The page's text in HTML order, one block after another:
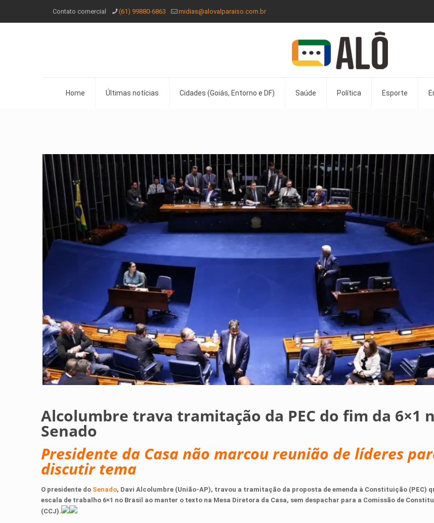
Contato comercial (61) 99880-6863 midias@alovalparaiso.com.br
Home Últimas notícias Cidades (Goiás, Entorno e DF) Saúde Política Esporte
Alcolumbre trava tramitação da PEC do fim da 6×1
Senado
Presidente da Casa não marcou reunião de líderes
discutir tema
O presidente do Senado, Davi Alcolumbre (União-AP), travou a tramitação da proposta de emenda à Constituição (PEC)
escala de trabalho 6×1 no Brasil ao manter o texto na Mesa Diretora da Casa, sem despachar para a Comissão de
(CCJ).